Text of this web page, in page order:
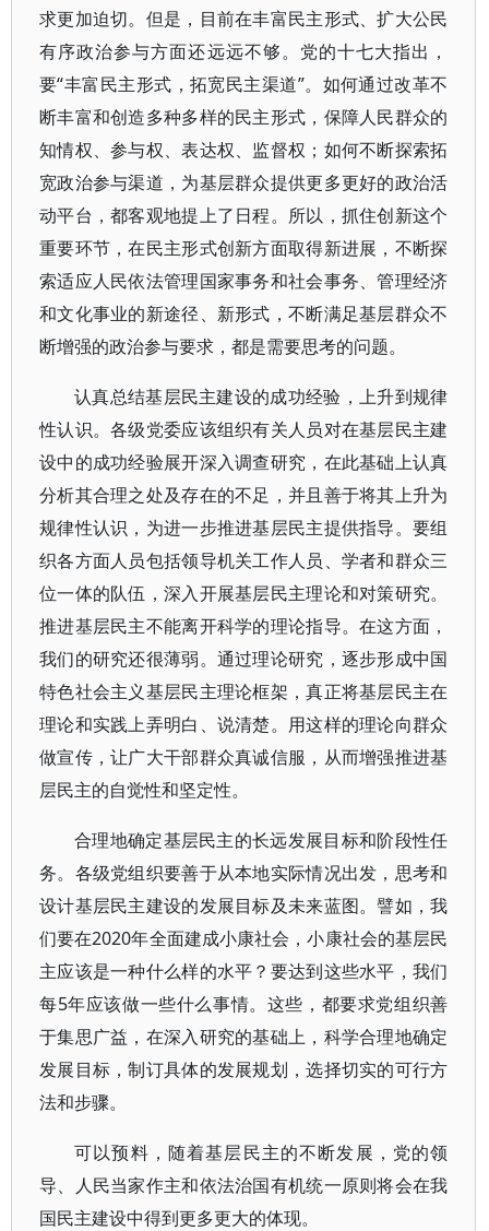
求更加迫切。但是，目前在丰富民主形式、扩大公民
有序政治参与方面还远远不够。党的十七大指出，
要“丰富民主形式，拓宽民主渠道”。如何通过改革不
断丰富和创造多种多样的民主形式，保障人民群众的
知情权、参与权、表达权、监督权；如何不断探索拓
宽政治参与渠道，为基层群众提供更多更好的政治活
动平台，都客观地提上了日程。所以，抓住创新这个
重要环节，在民主形式创新方面取得新进展，不断探
索适应人民依法管理国家事务和社会事务、管理经济
和文化事业的新途径、新形式，不断满足基层群众不
断增强的政治参与要求，都是需要思考的问题。
认真总结基层民主建设的成功经验，上升到规律
性认识。各级党委应该组织有关人员对在基层民主建
设中的成功经验展开深入调查研究，在此基础上认真
分析其合理之处及存在的不足，并且善于将其上升为
规律性认识，为进一步推进基层民主提供指导。要组
织各方面人员包括领导机关工作人员、学者和群众三
位一体的队伍，深入开展基层民主理论和对策研究。
推进基层民主不能离开科学的理论指导。在这方面，
我们的研究还很薄弱。通过理论研究，逐步形成中国
特色社会主义基层民主理论框架，真正将基层民主在
理论和实践上弄明白、说清楚。用这样的理论向群众
做宣传，让广大干部群众真诚信服，从而增强推进基
层民主的自觉性和坚定性。
合理地确定基层民主的长远发展目标和阶段性任
务。各级党组织要善于从本地实际情况出发，思考和
设计基层民主建设的发展目标及未来蓝图。譬如，我
们要在2020年全面建成小康社会，小康社会的基层民
主应该是一种什么样的水平？要达到这些水平，我们
每5年应该做一些什么事情。这些，都要求党组织善
于集思广益，在深入研究的基础上，科学合理地确定
发展目标，制订具体的发展规划，选择切实的可行方
法和步骤。
可以预料，随着基层民主的不断发展，党的领
导、人民当家作主和依法治国有机统一原则将会在我
国民主建设中得到更多更大的体现。